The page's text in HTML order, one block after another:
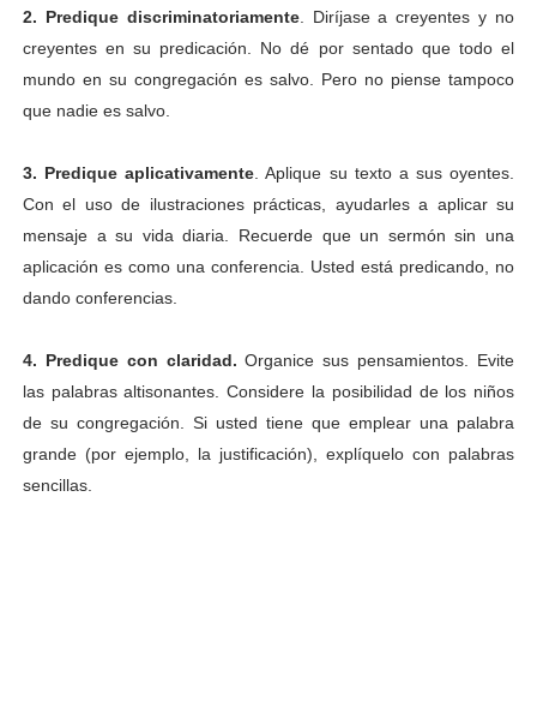
2. Predique discriminatoriamente. Diríjase a creyentes y no
creyentes en su predicación. No dé por sentado que todo el
mundo en su congregación es salvo. Pero no piense tampoco
que nadie es salvo.
3. Predique aplicativamente . Aplique su texto a sus oyentes.
Con el uso de ilustraciones prácticas, ayudarles a aplicar su
mensaje a su vida diaria. Recuerde que un sermón sin una
aplicación es como una conferencia. Usted está predicando, no
dando conferencias.
4. Predique con claridad. Organice sus pensamientos. Evite
las palabras altisonantes. Considere la posibilidad de los niños
de su congregación. Si usted tiene que emplear una palabra
grande (por ejemplo, la justificación), explíquelo con palabras
sencillas.